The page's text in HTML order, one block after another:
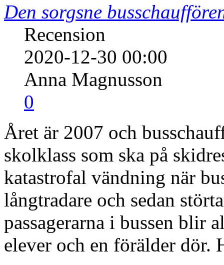
Den sorgsne
Recension
2020-12-30 00:00
Anna Magnusson
0
Året är 2007 och
skolklass som ska på
katastrofal vändning när
långtradare och sedan
passagerarna i bussen blir
elever och en förälder